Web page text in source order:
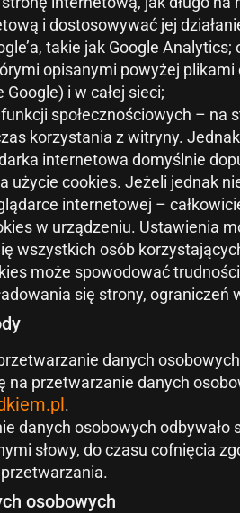
i dostosowywać jej
takie jak Google
opisanymi powyżej
i w całej sieci;
społecznościowych –
korzystania z witryny.
internetowa domyślnie
użycie cookies. Jeżeli jednak
internetowej –
w urządzeniu. Ustawienia
wszystkich osób
może spowodować
się strony,
danych
na przetwarzanie danych
.
danych osobowych
słowy, do czasu cofnięcia
osobowych